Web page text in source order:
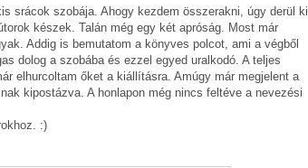
srácok szobája. Ahogy kezdem összerakni, úgy derül ki
készek. Talán még egy két apróság. Most már
Addig is bemutatom a könyves polcot, ami a végből
dolog a szobába és ezzel egyed uralkodó. A teljes
elhurcoltam őket a kiállításra. Amúgy már megjelent a
kipostázva. A honlapon még nincs feltéve a nevezési
:)